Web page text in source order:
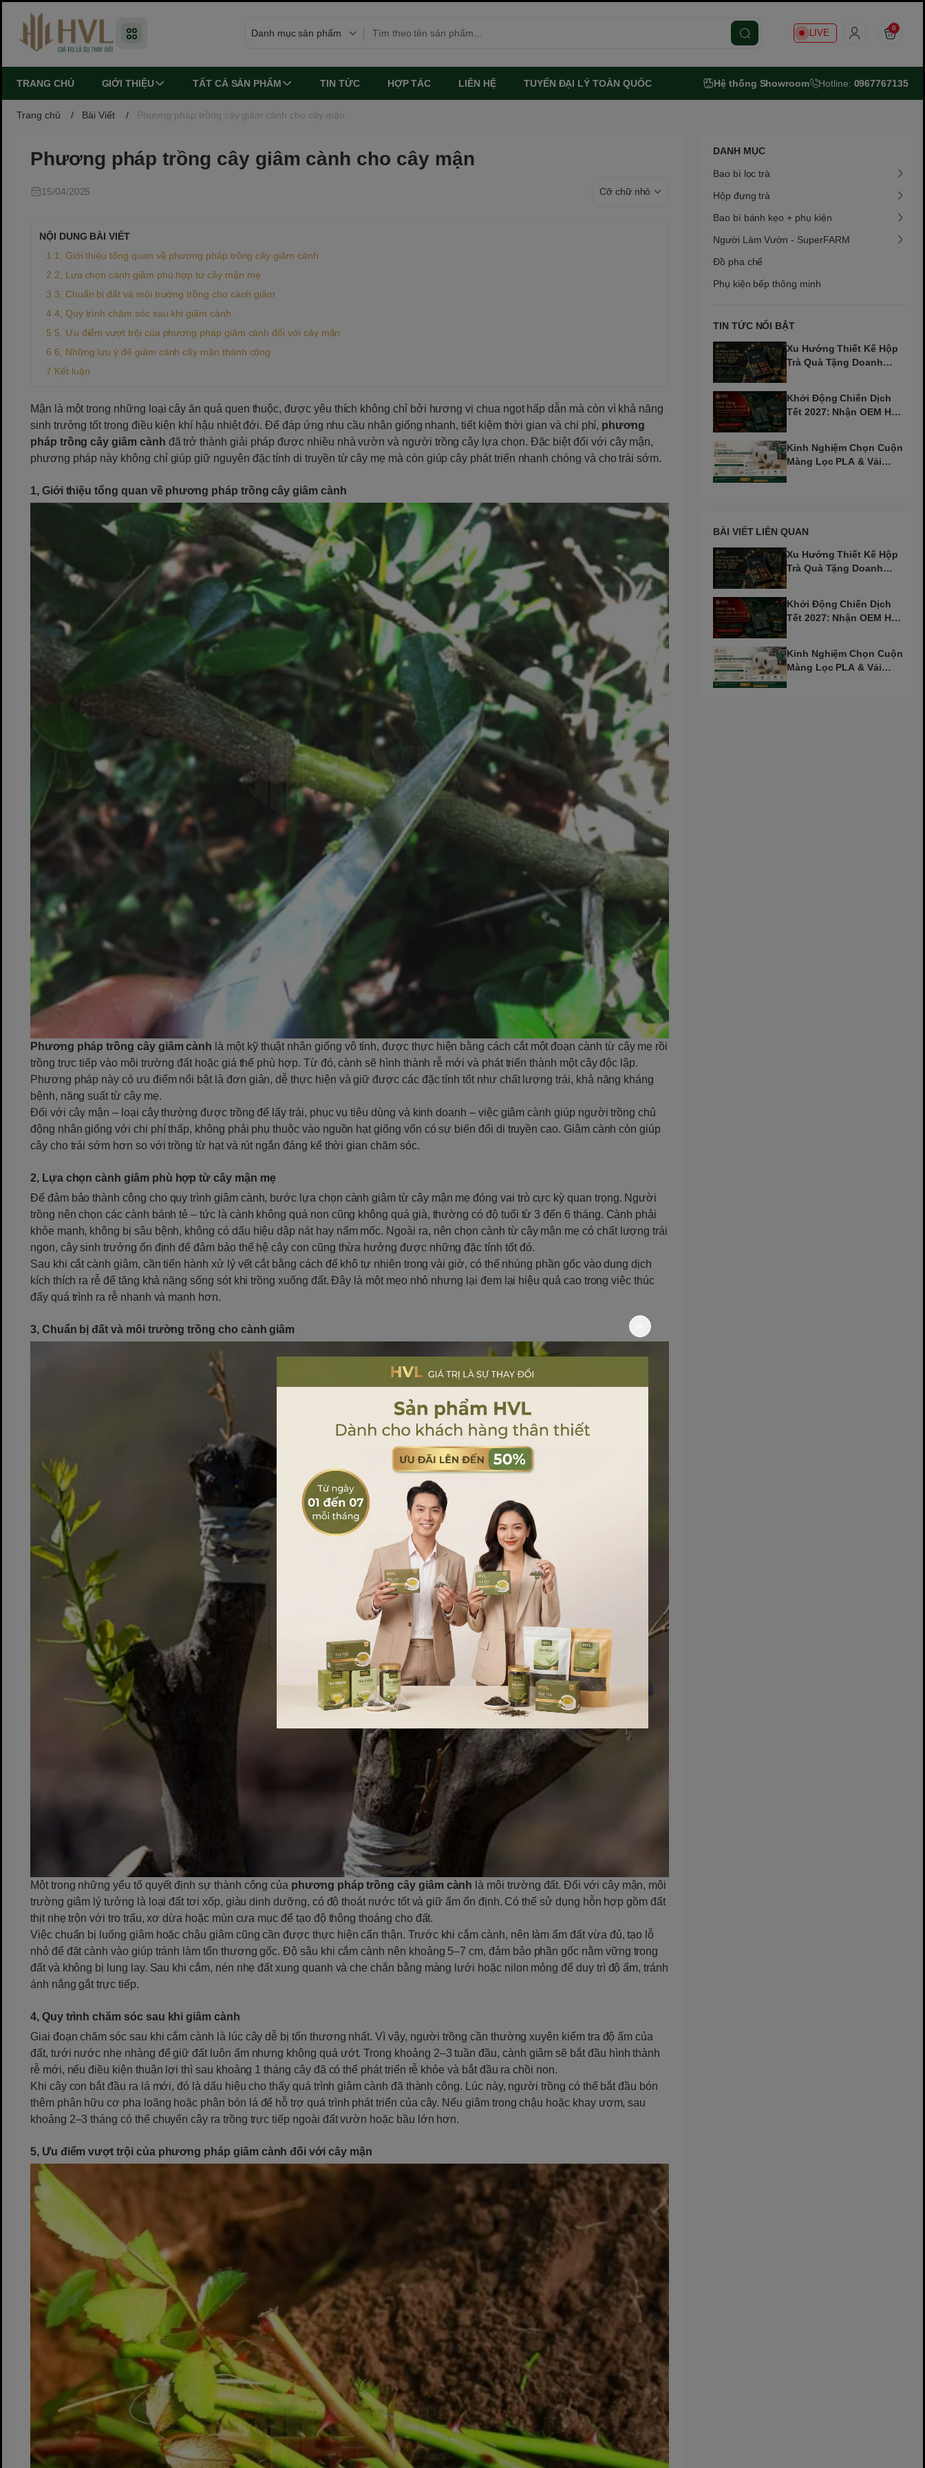
LIVE 0
TRANG CHỦ GIỚI THIỆU TẤT CẢ SẢN PHẨM TIN TỨC HỢP TÁC LIÊN HỆ TUYỂN ĐẠI LÝ TOÀN QUỐC Hệ thống Showroom Hotline: 0967767135
Trang chủ / Bài Viết / Phương pháp trồng cây giâm cành cho cây mận
Phương pháp trồng cây giâm cành cho cây mận
15/04/2025
NỘI DUNG BÀI VIẾT
1, Giới thiệu tổng quan về phương pháp trồng cây giâm cành
2, Lựa chọn cành giâm phù hợp từ cây mận mẹ
3, Chuẩn bị đất và môi trường trồng cho cành giâm
4, Quy trình chăm sóc sau khi giâm cành
5, Ưu điểm vượt trội của phương pháp giâm cành đối với cây mận
6, Những lưu ý để giâm cành cây mận thành công
Kết luận
Mận là một trong những loại cây ăn quả quen thuộc, được yêu thích không chỉ bởi hương vị chua ngọt hấp dẫn mà còn vì khả năng
sinh trưởng tốt trong điều kiện khí hậu nhiệt đới. Để đáp ứng nhu cầu nhân giống nhanh, tiết kiệm thời gian và chi phí, phương
pháp trồng cây giâm cành đã trở thành giải pháp được nhiều nhà vườn và người trồng cây lựa chọn. Đặc biệt đối với cây mận,
phương pháp này không chỉ giúp giữ nguyên đặc tính di truyền từ cây mẹ mà còn giúp cây phát triển nhanh chóng và cho trái sớm.
1, Giới thiệu tổng quan về phương pháp trồng cây giâm cành
Phương pháp trồng cây giâm cành là một kỹ thuật nhân giống vô tính, được thực hiện bằng cách cắt một đoạn cành từ cây mẹ rồi
trồng trực tiếp vào môi trường đất hoặc giá thể phù hợp. Từ đó, cành sẽ hình thành rễ mới và phát triển thành một cây độc lập.
Phương pháp này có ưu điểm nổi bật là đơn giản, dễ thực hiện và giữ được các đặc tính tốt như chất lượng trái, khả năng kháng
bệnh, năng suất từ cây mẹ.
Đối với cây mận – loại cây thường được trồng để lấy trái, phục vụ tiêu dùng và kinh doanh – việc giâm cành giúp người trồng chủ
động nhân giống với chi phí thấp, không phải phụ thuộc vào nguồn hạt giống vốn có sự biến đổi di truyền cao. Giâm cành còn giúp
cây cho trái sớm hơn so với trồng từ hạt và rút ngắn đáng kể thời gian chăm sóc.
2, Lựa chọn cành giâm phù hợp từ cây mận mẹ
Để đảm bảo thành công cho quy trình giâm cành, bước lựa chọn cành giâm từ cây mận mẹ đóng vai trò cực kỳ quan trọng. Người
trồng nên chọn các cành bánh tẻ – tức là cành không quá non cũng không quá già, thường có độ tuổi từ 3 đến 6 tháng. Cành phải
khỏe mạnh, không bị sâu bệnh, không có dấu hiệu dập nát hay nấm mốc. Ngoài ra, nên chọn cành từ cây mận mẹ có chất lượng trái
ngon, cây sinh trưởng ổn định để đảm bảo thế hệ cây con cũng thừa hưởng được những đặc tính tốt đó.
Sau khi cắt cành giâm, cần tiến hành xử lý vết cắt bằng cách để khô tự nhiên trong vài giờ, có thể nhúng phần gốc vào dung dịch
kích thích ra rễ để tăng khả năng sống sót khi trồng xuống đất. Đây là một mẹo nhỏ nhưng lại đem lại hiệu quả cao trong việc thúc
đẩy quá trình ra rễ nhanh và mạnh hơn.
3, Chuẩn bị đất và môi trường trồng cho cành giâm
Một trong những yếu tố quyết định sự thành công của phương pháp trồng cây giâm cành là môi trường đất. Đối với cây mận, môi
trường giâm lý tưởng là loại đất tơi xốp, giàu dinh dưỡng, có độ thoát nước tốt và giữ ẩm ổn định. Có thể sử dụng hỗn hợp gồm đất
thịt nhẹ trộn với tro trấu, xơ dừa hoặc mùn cưa mục để tạo độ thông thoáng cho đất.
Việc chuẩn bị luống giâm hoặc chậu giâm cũng cần được thực hiện cẩn thận. Trước khi cắm cành, nên làm ẩm đất vừa đủ, tạo lỗ
nhỏ để đặt cành vào giúp tránh làm tổn thương gốc. Độ sâu khi cắm cành nên khoảng 5–7 cm, đảm bảo phần gốc nằm vững trong
đất và không bị lung lay. Sau khi cắm, nén nhẹ đất xung quanh và che chắn bằng màng lưới hoặc nilon mỏng để duy trì độ ẩm, tránh
ánh nắng gắt trực tiếp.
4, Quy trình chăm sóc sau khi giâm cành
Giai đoạn chăm sóc sau khi cắm cành là lúc cây dễ bị tổn thương nhất. Vì vậy, người trồng cần thường xuyên kiểm tra độ ẩm của
đất, tưới nước nhẹ nhàng để giữ đất luôn ẩm nhưng không quá ướt. Trong khoảng 2–3 tuần đầu, cành giâm sẽ bắt đầu hình thành
rễ mới, nếu điều kiện thuận lợi thì sau khoảng 1 tháng cây đã có thể phát triển rễ khỏe và bắt đầu ra chồi non.
Khi cây con bắt đầu ra lá mới, đó là dấu hiệu cho thấy quá trình giâm cành đã thành công. Lúc này, người trồng có thể bắt đầu bón
thêm phân hữu cơ pha loãng hoặc phân bón lá để hỗ trợ quá trình phát triển của cây. Nếu giâm trong chậu hoặc khay ươm, sau
khoảng 2–3 tháng có thể chuyển cây ra trồng trực tiếp ngoài đất vườn hoặc bầu lớn hơn.
5, Ưu điểm vượt trội của phương pháp giâm cành đối với cây mận
DANH MỤC
Bao bì lọc trà
Hộp đựng trà
Bao bì bánh kẹo + phụ kiện
Người Làm Vườn - SuperFARM
Đồ pha chế
Phụ kiện bếp thông minh
TIN TỨC NỔI BẬT
Xu Hướng Thiết Kế Hộp
Trà Quà Tặng Doanh
Khởi Động Chiến Dịch
Tết 2027: Nhận OEM Hộp
Kinh Nghiệm Chọn Cuộn
Màng Lọc PLA & Vải
BÀI VIẾT LIÊN QUAN
Xu Hướng Thiết Kế Hộp
Trà Quà Tặng Doanh
Khởi Động Chiến Dịch
Tết 2027: Nhận OEM Hộp
Kinh Nghiệm Chọn Cuộn
Màng Lọc PLA & Vải